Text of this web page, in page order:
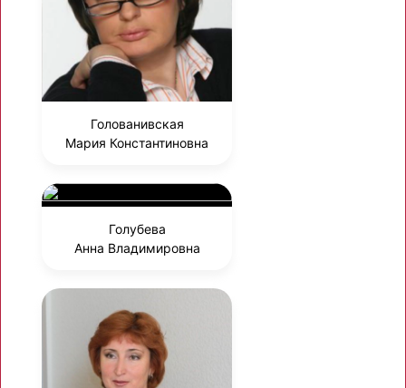
Голованивская
Мария Константиновна
Голубева
Анна Владимировна